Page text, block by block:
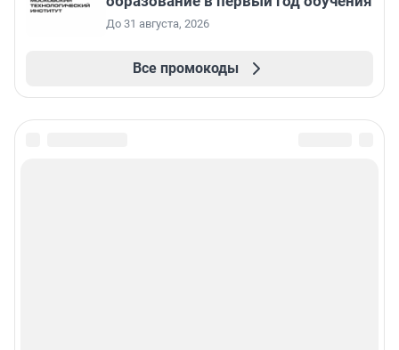
До 31 августа, 2026
Все промокоды